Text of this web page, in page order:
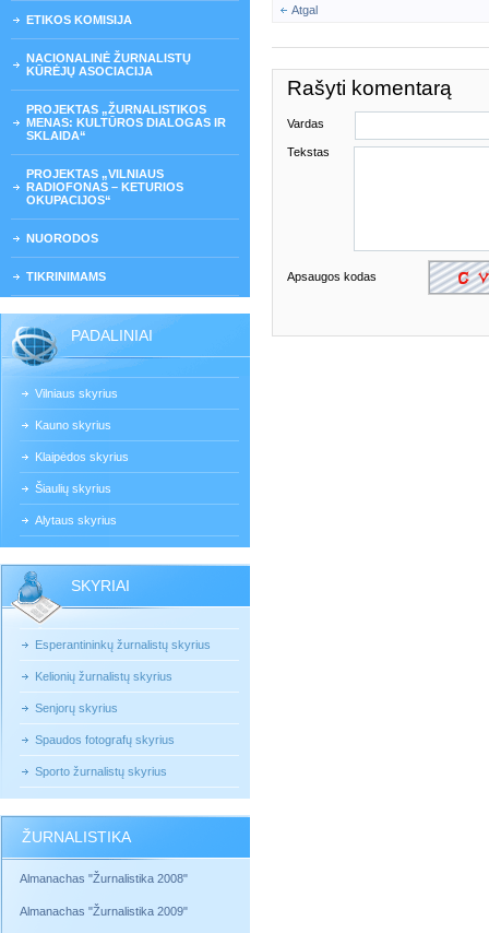
ETIKOS KOMISIJA
NACIONALINĖ ŽURNALISTŲ
KŪRĖJŲ ASOCIACIJA
PROJEKTAS „ŽURNALISTIKOS
MENAS: KULTŪROS DIALOGAS IR
SKLAIDA“
PROJEKTAS „VILNIAUS
RADIOFONAS – KETURIOS
OKUPACIJOS“
NUORODOS
TIKRINIMAMS
PADALINIAI
Vilniaus skyrius
Kauno skyrius
Klaipėdos skyrius
Šiaulių skyrius
Alytaus skyrius
SKYRIAI
Esperantininkų žurnalistų skyrius
Kelionių žurnalistų skyrius
Senjorų skyrius
Spaudos fotografų skyrius
Sporto žurnalistų skyrius
ŽURNALISTIKA
Almanachas "Žurnalistika 2008"
Almanachas "Žurnalistika 2009"
Atgal
Rašyti komentarą
Vardas
Tekstas
Apsaugos kodas